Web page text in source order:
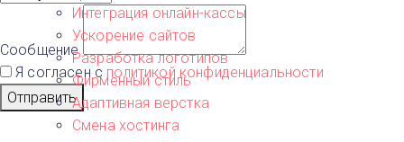
Интеграция онлайн-кассы
Ускорение сайтов
Разработка логотипов
Фирменный стиль
Адаптивная верстка
Смена хостинга
Сообщение
Я согласен с политикой конфиденциальности
Отправить
К